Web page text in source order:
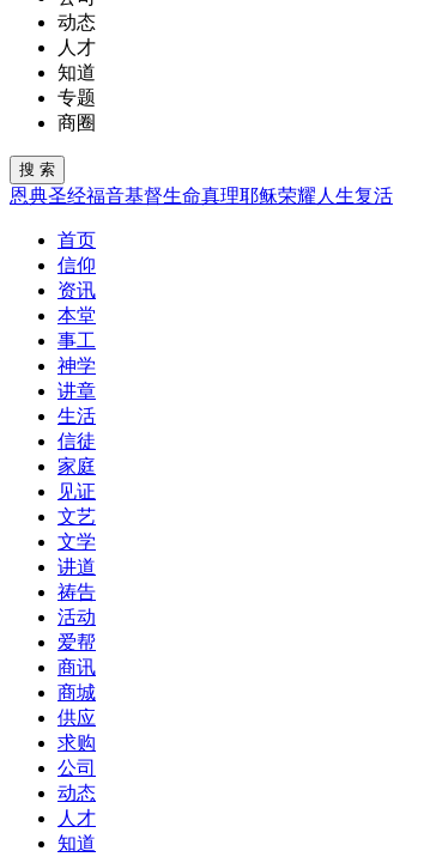
动态
人才
知道
专题
商圈
恩典圣经福音基督生命真理耶稣荣耀 人生复活
首页
信仰
资讯
本堂
事工
神学
讲章
生活
信徒
家庭
见证
文艺
文学
讲道
祷告
活动
爱帮
商讯
商城
供应
求购
公司
动态
人才
知道